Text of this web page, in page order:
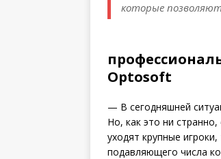
которые
Optosoft
— В сегодняшней
Но, как это ни
уходят крупные
подавляющего числа